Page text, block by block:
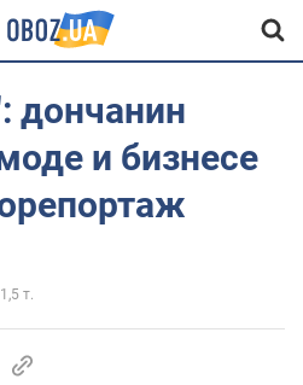
дончанин
и бизнесе
1,5 т.